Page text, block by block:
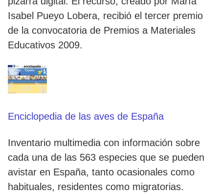
Isabel Pueyo Lobera, recibió el tercer premio
de la convocatoria de Premios a Materiales
Educativos 2009.
Enciclopedia de las aves de España
Inventario multimedia con información sobre
cada una de las 563 especies que se pueden
avistar en España, tanto ocasionales como
habituales, residentes como migratorias.